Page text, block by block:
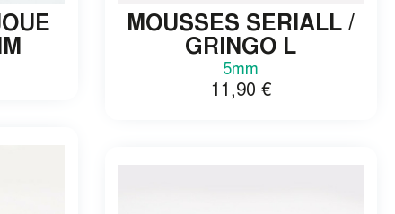
MOUSSES SERIALL /
GRINGO L
5mm
11,90€